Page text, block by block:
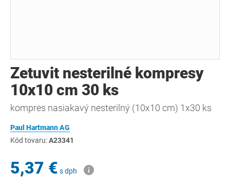
Zetuvit nesterilné kompresy
10x10 cm 30 ks
kompres nasiakavý nesterilný (10x10 cm) 1x30 ks
Paul Hartmann AG
Kód tovaru:A23341
5,37 € s dph